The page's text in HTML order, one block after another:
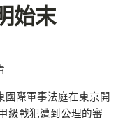
始末
國際軍事法庭在東京開
級戰犯遭到公理的審